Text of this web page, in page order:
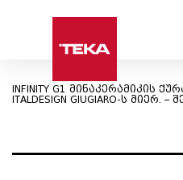
INFINITY G1 მინაკერამიკის
ITALDESIGN GIUGIARO-ს მიერ. –